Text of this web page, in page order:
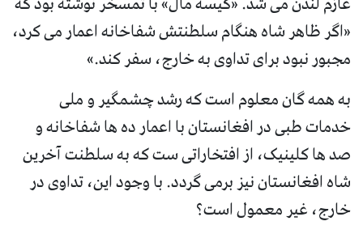
«اگر ظاهر شاه هنگام سلطنتش شفاخانه اعمار می کرد،
مجبور نبود برای تداوی به خارج، سفر کند.»
به همه گان معلوم است که رشد چشمگیر و ملی
خدمات طبی در افغانستان با اعمار ده ها شفاخانه و
صد ها کلینیک، از افتخاراتی ست که به سلطنت آخرین
شاه افغانستان نیز برمی گردد. با وجود این، تداوی در
خارج، غیر معمول است؟